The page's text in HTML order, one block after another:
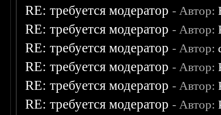
RE: требуется модератор - Автор:
RE: требуется модератор - Автор:
RE: требуется модератор - Автор:
RE: требуется модератор - Автор:
RE: требуется модератор - Автор:
RE: требуется модератор - Автор: